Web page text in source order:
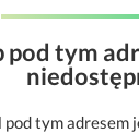
pod tym
pod tym adresem